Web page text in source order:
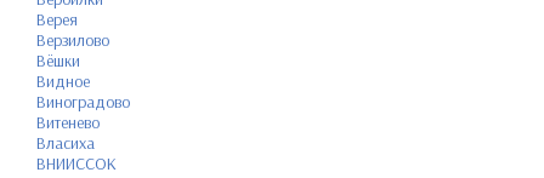
Верея
Верзилово
Вёшки
Видное
Виноградово
Витенево
Власиха
ВНИИССОК